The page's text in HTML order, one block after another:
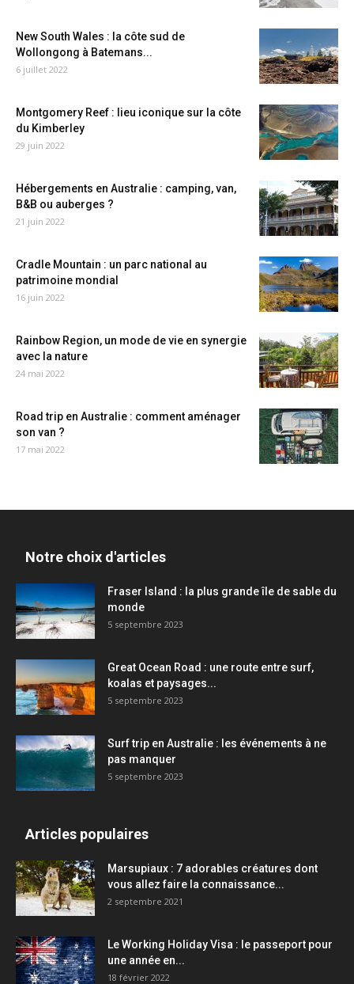
New South Wales : la côte sud de
Wollongong à Batemans...
6 juillet 2022
Montgomery Reef : lieu iconique sur la côte
du Kimberley
29 juin 2022
Hébergements en Australie : camping, van,
B&B ou auberges ?
21 juin 2022
Cradle Mountain : un parc national au
patrimoine mondial
16 juin 2022
Rainbow Region, un mode de vie en synergie
avec la nature
24 mai 2022
Road trip en Australie : comment aménager
son van ?
17 mai 2022
Notre choix d'articles
Fraser Island : la plus grande île de sable du
monde
5 septembre 2023
Great Ocean Road : une route entre surf,
koalas et paysages...
5 septembre 2023
Surf trip en Australie : les événements à ne
pas manquer
5 septembre 2023
Articles populaires
Marsupiaux : 7 adorables créatures dont
vous allez faire la connaissance...
2 septembre 2021
Le Working Holiday Visa : le passeport pour
une année en...
18 février 2022